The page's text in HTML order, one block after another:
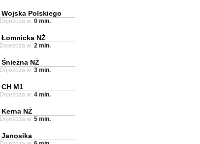
Wojska Polskiego
Dojeżdża w: 0 min.
Łomnicka NŻ
Dojeżdża w: 2 min.
Śnieżna NŻ
Dojeżdża w: 3 min.
CH M1
Dojeżdża w: 4 min.
Kerna NŻ
Dojeżdża w: 5 min.
Janosika